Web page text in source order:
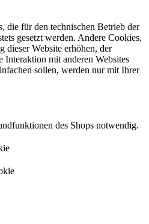
die für den technischen Betrieb der
gesetzt werden. Andere Cookies,
dieser Website erhöhen, der
mit anderen Websites
sollen, werden nur mit Ihrer
des Shops notwendig.